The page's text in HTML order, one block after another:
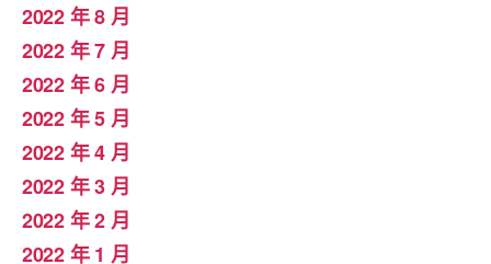
2022 年 8 月
2022 年 7 月
2022 年 6 月
2022 年 5 月
2022 年 4 月
2022 年 3 月
2022 年 2 月
2022 年 1 月